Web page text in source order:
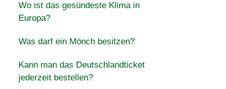
Wo ist das gesündeste Klima in
Europa?
Was darf ein Mönch besitzen?
Kann man das Deutschlandticket
jederzeit bestellen?